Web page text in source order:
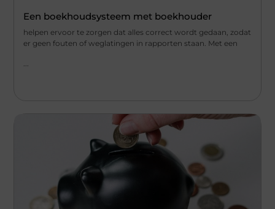
Een boekhoudsysteem met boekhouder
helpen ervoor te zorgen dat alles correct wordt gedaan, zodat
er geen fouten of weglatingen in rapporten staan. Met een